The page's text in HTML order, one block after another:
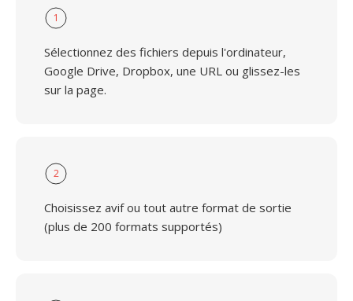
1
Sélectionnez des fichiers depuis l'ordinateur,
Google Drive, Dropbox, une URL ou glissez-les
sur la page.
2
Choisissez avif ou tout autre format de sortie
(plus de 200 formats supportés)